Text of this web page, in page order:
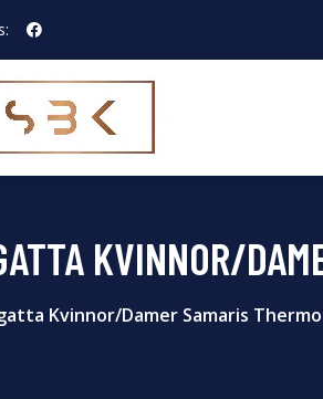
KVINNOR/
Kvinnor/Damer Samaris